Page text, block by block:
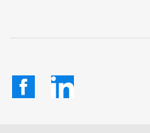
FacebookLinkedIn